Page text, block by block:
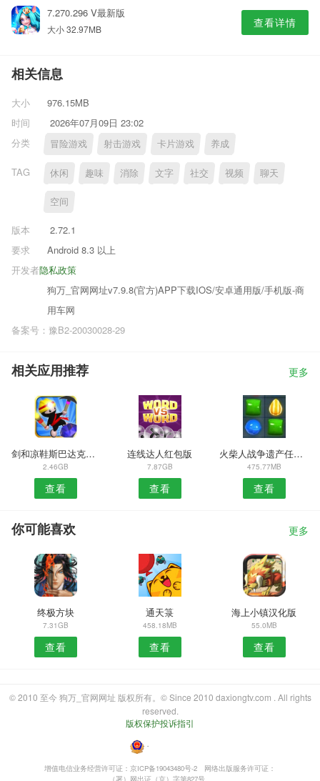
7.270.296 V最新版
大小 32.97MB 查看详情
相关信息
大小
976.15MB
时间
2026年07月09日 23:02
分类
冒险游戏 射击游戏 卡片游戏 养成
TAG 休闲 趣味 消除 文字 社交 视频 聊天
空间
版本
2.72.1
要求
Android 8.3 以上
隐私政策
开发者
狗万_官网网址v7.9.8(官方)APP下载IOS/安卓通用版/手机版-商
用车网
备案号：豫B2-20030028-29
相关应用推荐 更多
剑和凉鞋斯巴达克斯中文版
2.46GB
查看
连线达人红包版
7.87GB
查看
火柴人战争遗产任务版
475.77MB
查看
你可能喜欢 更多
终极方块
7.31GB
查看
通天箓
458.18MB
查看
海上小镇汉化版
55.0MB
查看
© 2010 至今 狗万_官网网址 版权所有。© Since 2010 daxiongtv.com . All rights
reserved.
版权保护投诉指引
・
增值电信业务经营许可证：京ICP备19043480号-2
网络出版服务许可证：